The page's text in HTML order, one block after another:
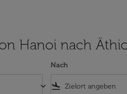
Hanoi nach
keyboard_arrow_down
Nach
flight_land